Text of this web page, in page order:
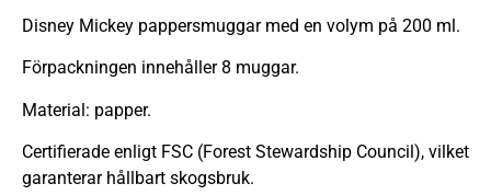
Disney Mickey pappersmuggar med en volym på 200 ml.
Förpackningen innehåller 8 muggar.
Material: papper.
Certifierade enligt FSC (Forest Stewardship Council), vilket
garanterar hållbart skogsbruk.